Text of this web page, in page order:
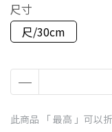
尺寸
尺/30cm
此商品 「 最高 」可以